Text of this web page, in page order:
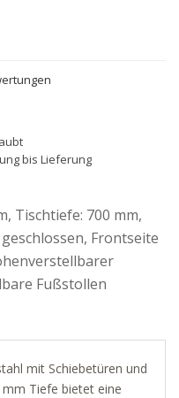
bis Lieferung
Tischtiefe: 700 mm,
Frontseite
Fußstollen
mit Schiebetüren und
Tiefe bietet eine